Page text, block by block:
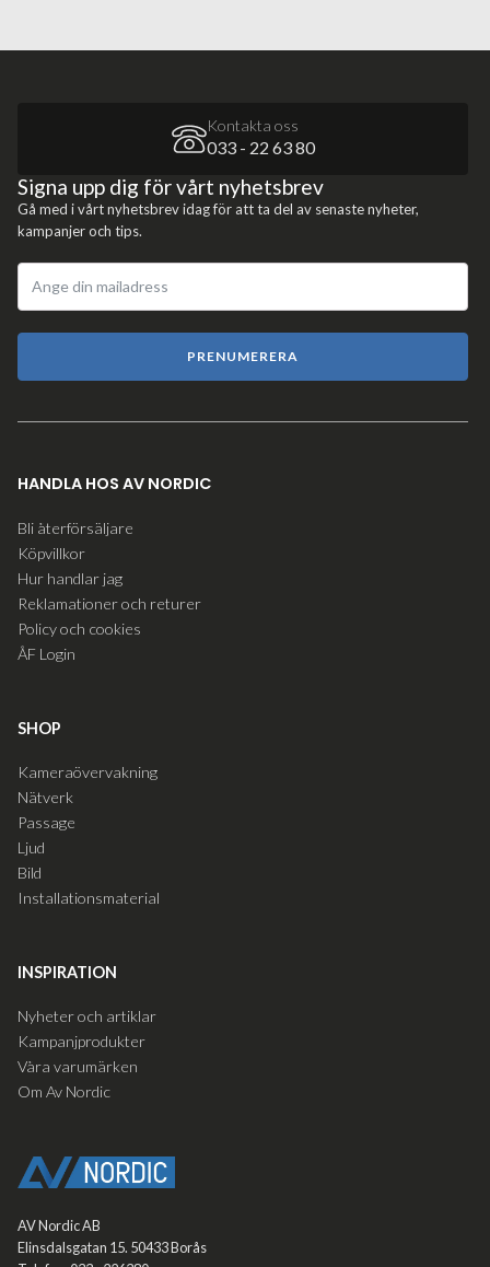
Kontakta oss
033 - 22 63 80
Signa upp dig för vårt nyhetsbrev
Gå med i vårt nyhetsbrev idag för att ta del av senaste nyheter,
kampanjer och tips.
PRENUMERERA
AV Nordic AB
Elinsdalsgatan 15. 50433 Borås
HANDLA HOS AV NORDIC
Bli återförsäljare
Köpvillkor
Hur handlar jag
Reklamationer och returer
Policy och cookies
ÅF Login
SHOP
Kameraövervakning
Nätverk
Passage
Ljud
Bild
Installationsmaterial
INSPIRATION
Nyheter och artiklar
Kampanjprodukter
Våra varumärken
Om Av Nordic